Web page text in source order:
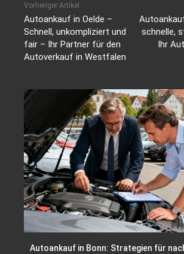
Vorheriger Artikel
Autoankauf in Oelde –
Schnell, unkompliziert und
fair – Ihr Partner für den
Autoverkauf in Westfalen
schnelle,
Ihr
Autoankauf in Bonn: Strategien für